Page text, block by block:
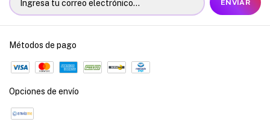
Métodos de pago
Opciones de envío